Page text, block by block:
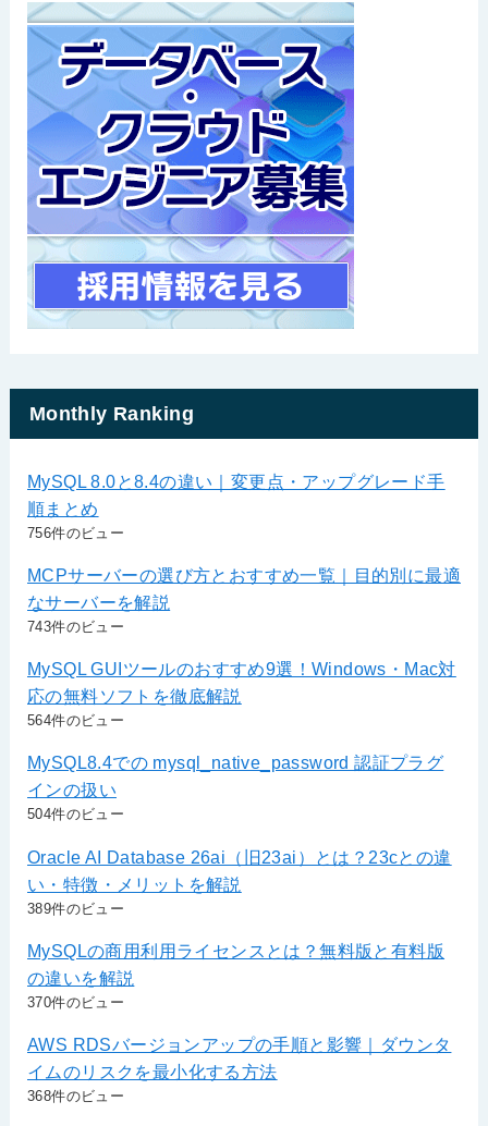
Monthly Ranking
MySQL 8.0と8.4の違い｜変更点・アップグレード手
順まとめ
756件のビュー
MCPサーバーの選び方とおすすめ一覧｜目的別に最適
なサーバーを解説
743件のビュー
MySQL GUIツールのおすすめ9選！Windows・Mac対
応の無料ソフトを徹底解説
564件のビュー
MySQL8.4での mysql_native_password 認証プラグ
インの扱い
504件のビュー
Oracle AI Database 26ai（旧23ai）とは？23cとの違
い・特徴・メリットを解説
389件のビュー
MySQLの商用利用ライセンスとは？無料版と有料版
の違いを解説
370件のビュー
AWS RDSバージョンアップの手順と影響｜ダウンタ
イムのリスクを最小化する方法
368件のビュー